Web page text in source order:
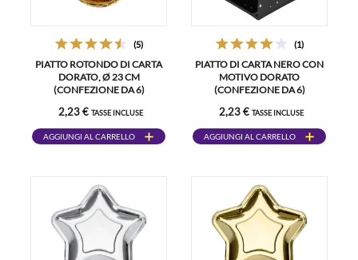
(5)
PIATTO ROTONDO DI CARTA
DORATO, Ø 23 CM
(CONFEZIONE DA 6)
2,23 € TASSE INCLUSE
AGGIUNGI AL CARRELLO
(1)
PIATTO DI CARTA NERO CON
MOTIVO DORATO
(CONFEZIONE DA 6)
2,23 € TASSE INCLUSE
AGGIUNGI AL CARRELLO